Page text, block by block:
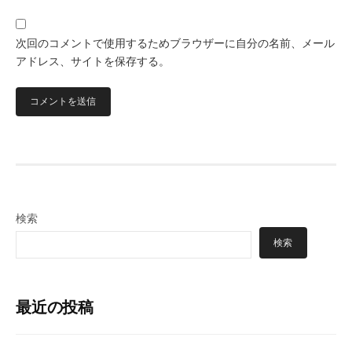
次回のコメントで使用するためブラウザーに自分の名前、メール
アドレス、サイトを保存する。
検索
検索
最近の投稿